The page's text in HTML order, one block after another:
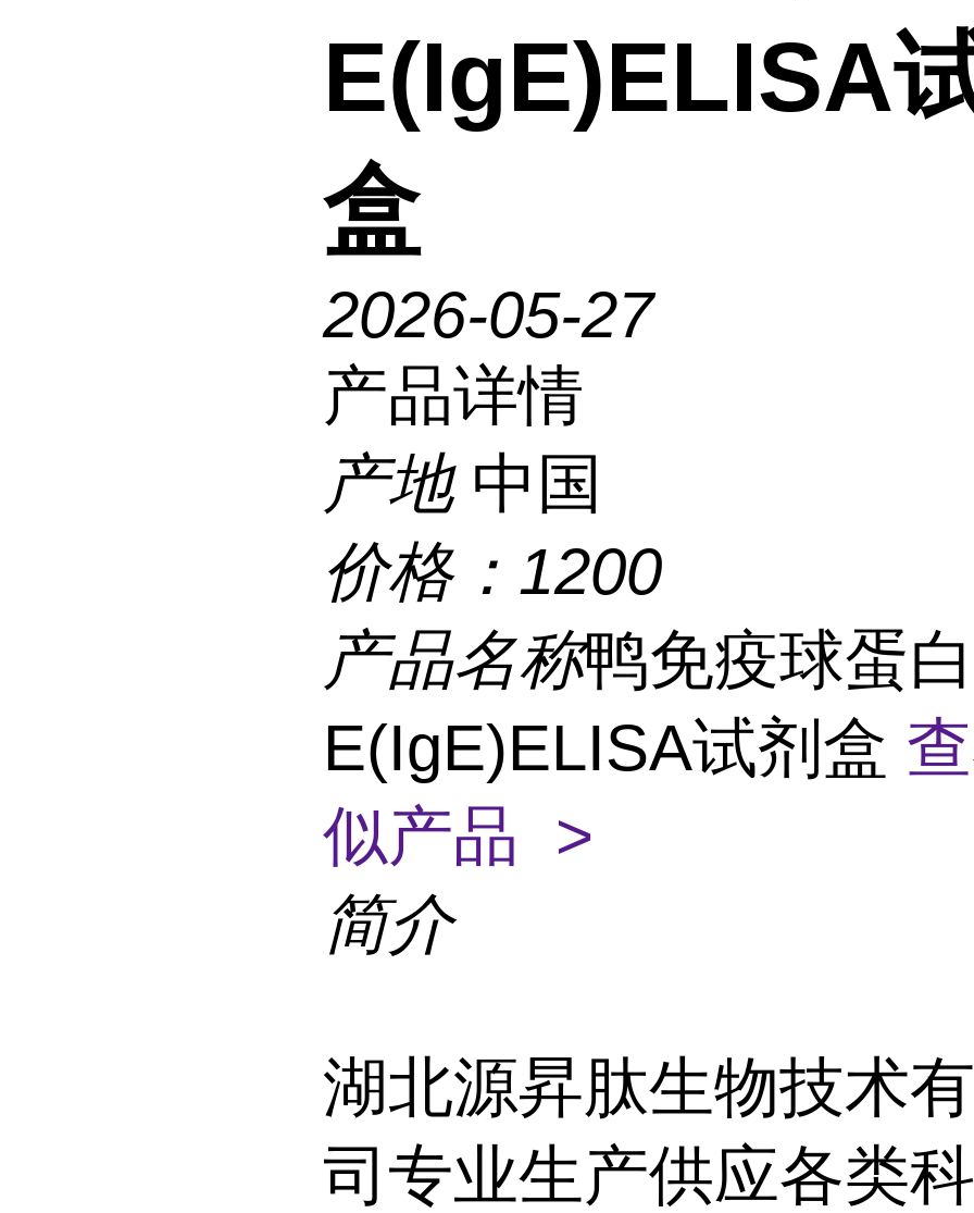
E(IgE)ELISA
盒
2026-05-27
产品详情
产地 中国
价格： 1200
产品名称鸭免疫球蛋白
E(IgE)ELISA试剂盒
似产品 >
简介
湖北源昇肽生物技术
司专业生产供应各类